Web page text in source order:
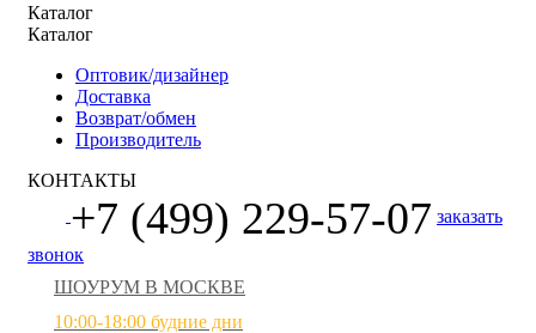
Каталог
Каталог
Оптовик/дизайнер
Доставка
Возврат/обмен
Производитель
КОНТАКТЫ
+7 (499) 229-57-07 заказать
звонок
ШОУРУМ В МОСКВЕ
10:00-18:00 будние дни